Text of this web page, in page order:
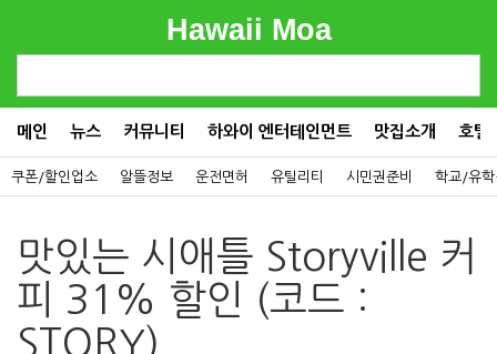
Hawaii Moa
메인 뉴스 커뮤니티 하와이 엔터테인먼트 맛집소개 호텔
쿠폰/할인업소 알뜰정보 운전면허 유틸리티 시민권준비 학교/유학
맛있는 시애틀 Storyville 커
피 31% 할인 (코드 :
STORY)